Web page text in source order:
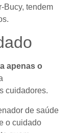
Bucy, tendem
apenas o
cuidadores.
de saúde
o cuidado